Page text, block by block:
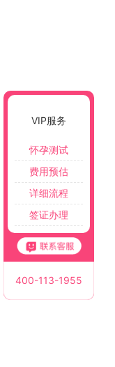
VIP服务
怀孕测试
费用预估
详细流程
签证办理
400-113-1955